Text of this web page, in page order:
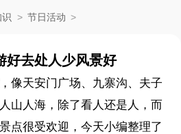
> 节日活动 >
好去处人少风景好
像天安门广场、九寨沟、夫子
山人海，除了看人还是人，而
点很受欢迎，今天小编整理了